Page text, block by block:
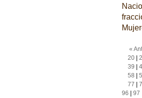
«
20|
39
58
77
96
97